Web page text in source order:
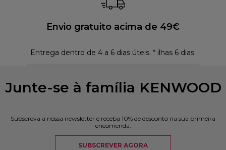
Envio gratuito acima de 49€
Entrega dentro de 4 a 6 dias úteis. * ilhas 6 dias.
Junte-se à família KENWOOD
Subscreva a nossa newsletter e receba 10% de desconto na sua primeira
encomenda.
SUBSCREVER AGORA